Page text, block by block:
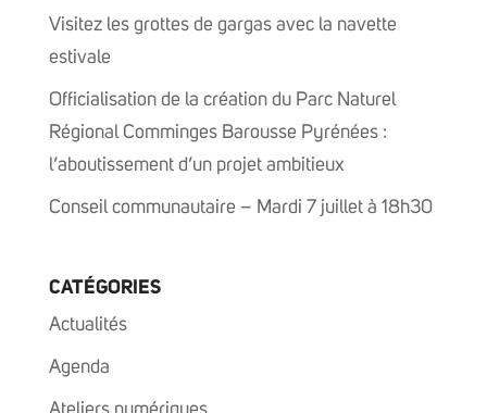
Visitez les grottes de gargas avec la navette
estivale
Officialisation de la création du Parc Naturel
Régional Comminges Barousse Pyrénées :
l’aboutissement d’un projet ambitieux
Conseil communautaire – Mardi 7 juillet à 18h30
CATÉGORIES
Actualités
Agenda